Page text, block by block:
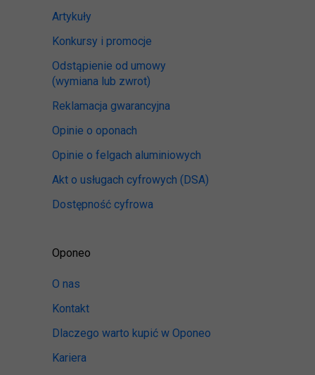
Artykuły
Konkursy i promocje
Odstąpienie od umowy
(wymiana lub zwrot)
Reklamacja gwarancyjna
Opinie o oponach
Opinie o felgach aluminiowych
Akt o usługach cyfrowych (DSA)
Dostępność cyfrowa
Oponeo
O nas
Kontakt
Dlaczego warto kupić w Oponeo
Kariera